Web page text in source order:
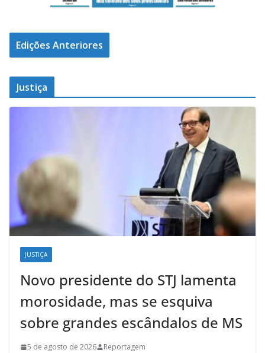
Edições Anteriores
Justiça
JUSTIÇA
Novo presidente do STJ lamenta
morosidade, mas se esquiva
sobre grandes escândalos de MS
5 de agosto de 2026 Reportagem